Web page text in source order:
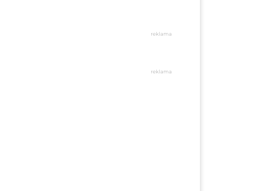
reklama
reklama